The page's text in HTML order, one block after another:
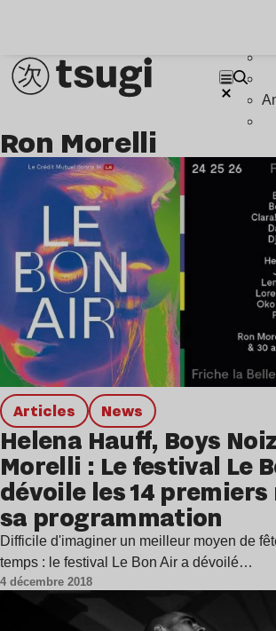
Ron Morelli
Articles news
Helena Hauff, Boys
Morelli : Le festival Le
dévoile les 14 premiers
sa programmation
Difficile d'imaginer un meilleur moyen de
temps : le festival Le Bon Air a dévoilé…
4 décembre 2018